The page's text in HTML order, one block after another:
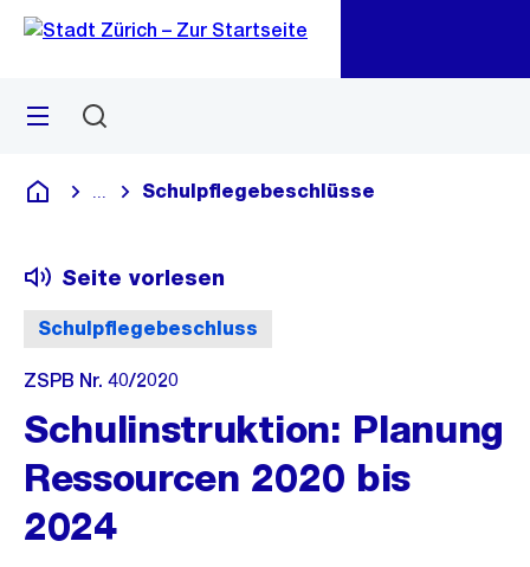
Navigation
Sprunglink
Menü
Deutsch
Blende alle Breadcrumbs ein
Schulpflegebeschlüsse
Schulpflegebeschluss
Seite vorlesen
ZSPB Nr. 40/2020
Schulinstruktion: Planung
Ressourcen 2020 bis
2024